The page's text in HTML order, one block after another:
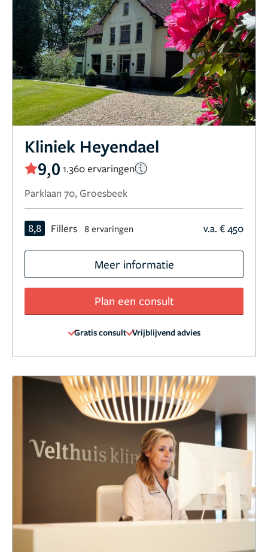
Kliniek Heyendael
9,0 1.360 ervaringen
Parklaan 70, Groesbeek
8,8 Fillers 8 ervaringen v.a. € 450
Meer informatie
Plan een consult
Gratis consult Vrijblijvend advies